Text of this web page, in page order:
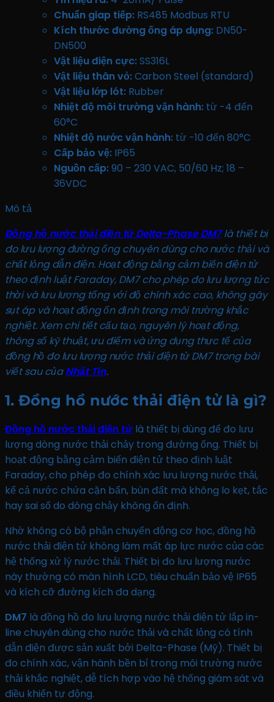
Chuẩn giap tiếp: RS485 Modbus RTU
Kích thước đường ống áp dụng: DN50-
DN500
Vật liệu điện cực:SS316L
Vật liệu thân vỏ:Carbon Steel (standard)
Vật liệu lớp lót: Rubber
Nhiệt độ môi trường vận hành: từ -4 đến
60°C
Nhiệt độ nước vận hành: từ -10 đến 80°C
Cấp bảo vệ: IP65
Nguồn cấp:90 – 230 VAC, 50/60 Hz; 18 –
36VDC
Mô tả
Đồng hồ nước thải điện tử Delta-Phase DM7là thiết bị
đo lưu lượng đường ống chuyên dùng cho nước thải và
chất lỏng dẫn điện. Hoạt động bằng cảm biến điện tử
theo định luật Faraday, DM7 cho phép đo lưu lượng tức
thời và lưu lượng tổng với độ chính xác cao, không gây
sụt áp và hoạt động ổn định trong môi trường khắc
nghiệt. Xem chi tiết cấu tạo, nguyên lý hoạt động,
thông số kỹ thuật, ưu điểm và ứng dụng thực tế của
đồng hồ đo lưu lượng nước thải điện tử DM7 trong bài
viết sau củaNhất Tín.
1. Đồng hồ nước thải điện tử là gì?
Đồng hồ nước thải điện tử là thiết bị dùng để đo lưu
lượng dòng nước thải chảy trong đường ống. Thiết bị
hoạt động bằng cảm biến điện tử theo định luật
Faraday, cho phép đo chính xác lưu lượng nước thải,
kể cả nước chứa cặn bẩn, bùn đất mà không lo kẹt, tắc
hay sai số do dòng chảy không ổn định.
Nhờ không có bộ phận chuyển động cơ học, đồng hồ
nước thải điện tử không làm mất áp lực nước của các
hệ thống xử lý nước thải. Thiết bị đo lưu lượng nước
này thường có màn hình LCD, tiêu chuẩn bảo vệ IP65
và kích cỡ đường kích đa dạng.
DM7 là đồng hồ đo lưu lượng nước thải điện tử lắp in-
line chuyên dùng cho nước thải và chất lỏng có tính
dẫn điện được sản xuất bởi Delta-Phase (Mỹ). Thiết bị
đo chính xác, vận hành bền bỉ trong môi trường nước
thải khắc nghiệt, dễ tích hợp vào hệ thống giám sát và
điều khiển tự động.